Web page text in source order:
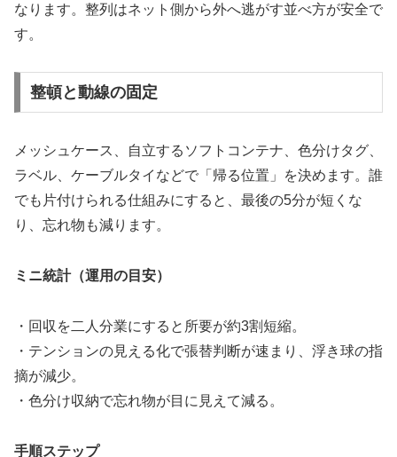
なります。整列はネット側から外へ逃がす並べ方が安全で
す。
整頓と動線の固定
メッシュケース、自立するソフトコンテナ、色分けタグ、
ラベル、ケーブルタイなどで「帰る位置」を決めます。誰
でも片付けられる仕組みにすると、最後の5分が短くな
り、忘れ物も減ります。
ミニ統計（運用の目安）
・回収を二人分業にすると所要が約3割短縮。
・テンションの見える化で張替判断が速まり、浮き球の指
摘が減少。
・色分け収納で忘れ物が目に見えて減る。
手順ステップ